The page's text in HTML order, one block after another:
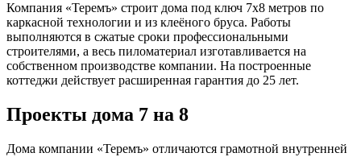
Компания «Теремъ» строит дома под ключ 7х8 метров по
каркасной технологии и из клеёного бруса. Работы
выполняются в сжатые сроки профессиональными
строителями, а весь пиломатериал изготавливается на
собственном производстве компании. На построенные
коттеджи действует расширенная гарантия до 25 лет.
Проекты дома 7 на 8
Дома компании «Теремъ» отличаются грамотной внутренней